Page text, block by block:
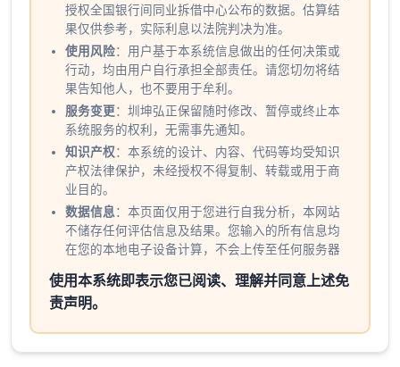
2025-03-20 3.10%
2025-02-20 3.10% 3.60%
2025-01-20 3.10% 3.60%
2024-12-20
2024-11-20
2024-10-21 3.10% 3.60%
2024-08-20
授权全国银行间同业拆借中心公布的数据。估算结
果仅供参考，实际利息以法院判决为准。
使用风险：用户基于本系统信息做出的任何决策或
行动，均由用户自行承担全部责任。请您切勿将结
果告知他人，也不要用于牟利。
服务变更：圳坤弘正保留随时修改、暂停或终止本
系统服务的权利，无需事先通知。
知识产权：本系统的设计、内容、代码等均受知识
产权法律保护，未经授权不得复制、转载或用于商
业目的。
数据信息：本页面仅用于您进行自我分析，本网站
不储存任何评估信息及结果。您输入的所有信息均
在您的本地电子设备计算，不会上传至任何服务器
使用本系统即表示您已阅读、理解并同意上述免
责声明。